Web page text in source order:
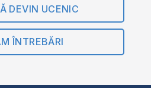
DEVIN UCENIC
ÎNTREBĂRI